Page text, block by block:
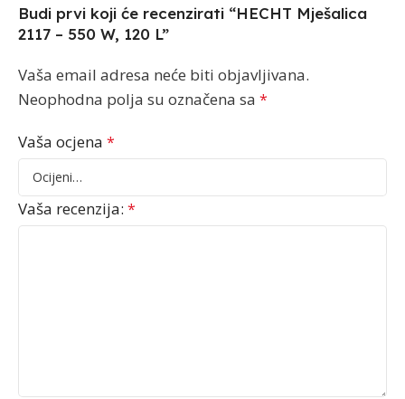
Budi prvi koji će recenzirati “HECHT Mješalica
2117 – 550 W, 120 L”
Vaša email adresa neće biti objavljivana.
Neophodna polja su označena sa *
Vaša ocjena *
Vaša recenzija: *